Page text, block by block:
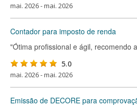
mai. 2026 - mai. 2026
Contador para imposto de renda
"Ótima profissional e ágil, recomendo
5.0
mai. 2026 - mai. 2026
Emissão de DECORE para